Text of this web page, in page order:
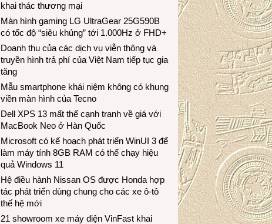
khai thác thương mại
Màn hình gaming LG UltraGear 25G590B
có tốc độ “siêu khủng” tới 1.000Hz ở FHD+
Doanh thu của các dịch vụ viễn thông và
truyền hình trả phí của Việt Nam tiếp tục gia
tăng
Mẫu smartphone khái niệm không có khung
viền màn hình của Tecno
Dell XPS 13 mất thế cạnh tranh về giá với
MacBook Neo ở Hàn Quốc
Microsoft có kế hoạch phát triển WinUI 3 để
làm máy tính 8GB RAM có thể chạy hiệu
quả Windows 11
Hệ điều hành Nissan OS được Honda hợp
tác phát triển dùng chung cho các xe ô-tô
thế hệ mới
21 showroom xe máy điện VinFast khai